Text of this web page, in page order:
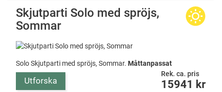
Skjutparti Solo med spröjs,
Sommar
Solo Skjutparti med spröjs, Sommar. Måttanpassat
Utforska
Rek. ca. pris
15941 kr